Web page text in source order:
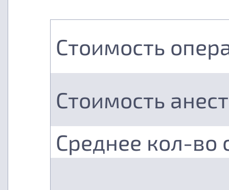
Стоимость
Стоимость
Среднее кол-во